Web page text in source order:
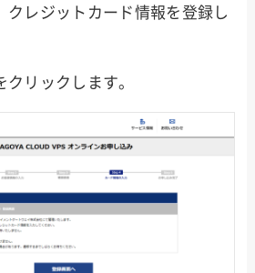
クレジットカード情報を登録し
クリックします。